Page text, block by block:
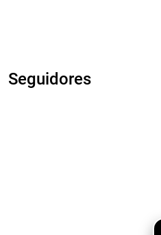
Seguidores